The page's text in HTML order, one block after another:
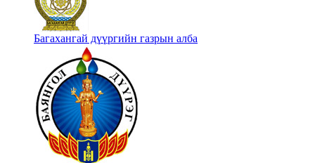
Багахангай дүүргийн газрын алба